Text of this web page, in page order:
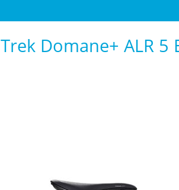
Trek Domane+ ALR 5